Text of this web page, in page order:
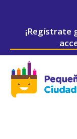
¡Regístrate